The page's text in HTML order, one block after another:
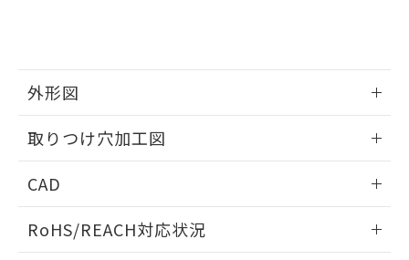
外形図
取りつけ穴加工図
CAD
ドすることができます。
RoHS/REACH対応状況
荷製品に未対応品が混在することから備考
欄に対応日を記載しておりました。
していることから、特段のことがない限
り、2022年1月12日より割愛しておりま
す。